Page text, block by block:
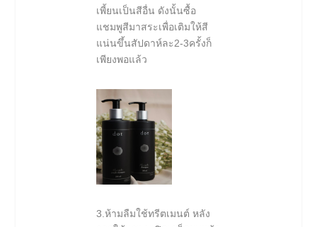
เพี้ยนเป็นสีอื่น ดังนั้นซื้อ
แชมพูสีมาสระเพื่อเติมให้สี
แน่นขึ้นสัปดาห์ละ2-3ครั้งก็
เพียงพอแล้ว
3.ห้ามลืมใช้ทรีตเมนต์ หลัง